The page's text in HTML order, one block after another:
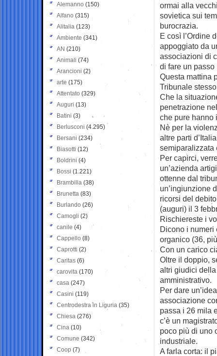
ormai alla
sovietica sui
burocrazia.
E così l’Ordine
appoggiato da
associazioni di
di fare un passo
Questa mattina
Tribunale
Che la
penetrazione
che pure hanno
Nè per la
altre parti
semiparalizzata
Per capirci,
un’azienda
ottenne dal
un’ingiunzione
ricorsi del
(auguri) il 3
Rischiereste i
Dicono i
organico (36,
Con un carico
Oltre il doppio,
altri giudici
amministrativo.
Per dare
associazione
passa i 26 mila
c’è un
poco più di uno
industriale.
A farla corta: il
Alemanno (150)
Alfano (315)
Alitalia (123)
Ambiente (341)
AN (210)
Animali (74)
Arancioni (2)
arte (175)
Attentato (329)
Auguri (13)
Batini (3)
Berlusconi (4.295)
Bersani (234)
Biasotti (12)
Boldrini (4)
Bossi (1.221)
Brambilla (38)
Brunetta (83)
Burlando (26)
Camogli (2)
canile (4)
Cappello (8)
Caprotti (2)
Caritas (6)
carovita (170)
casa (247)
Casini (119)
Centrodestra in Liguria (35)
Chiesa (276)
Cina (10)
Comune (342)
Coop (7)